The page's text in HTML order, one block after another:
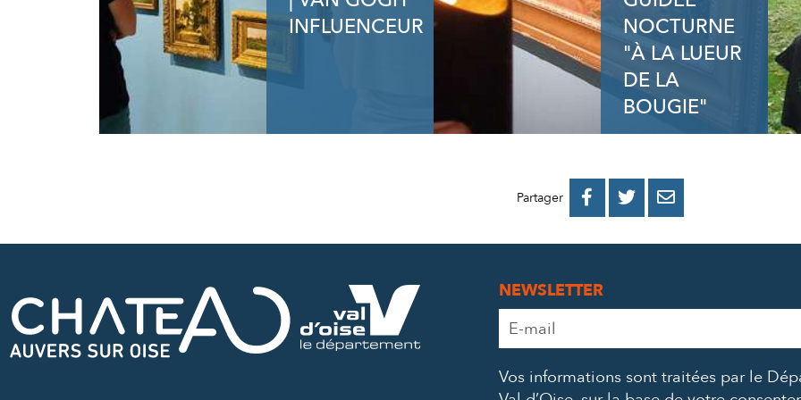
INFLUENCEUR
NOCTURNE
"À LA LUEUR
DE LA
BOUGIE"
Partager 
PARTAGER
PARTAGER
PARTAGER
NEWSLETTER
Adresse
e-
*
Vos informations sont traitées par le